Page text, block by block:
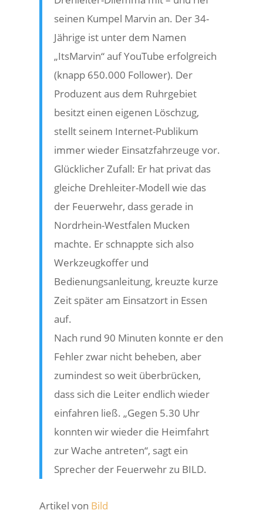
seinen Kumpel Marvin an. Der 34-
Jährige ist unter dem Namen
„ItsMarvin“ auf YouTube erfolgreich
(knapp 650.000 Follower). Der
Produzent aus dem Ruhrgebiet
besitzt einen eigenen Löschzug,
stellt seinem Internet-Publikum
immer wieder Einsatzfahrzeuge vor.
Glücklicher Zufall: Er hat privat das
gleiche Drehleiter-Modell wie das
der Feuerwehr, dass gerade in
Nordrhein-Westfalen Mucken
machte. Er schnappte sich also
Werkzeugkoffer und
Bedienungsanleitung, kreuzte kurze
Zeit später am Einsatzort in Essen
auf.
Nach rund 90 Minuten konnte er den
Fehler zwar nicht beheben, aber
zumindest so weit überbrücken,
dass sich die Leiter endlich wieder
einfahren ließ. „Gegen 5.30 Uhr
konnten wir wieder die Heimfahrt
zur Wache antreten“, sagt ein
Sprecher der Feuerwehr zu BILD.
Artikel von Bild